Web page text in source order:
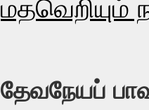
மதவெறியும்
தேவநேயப்